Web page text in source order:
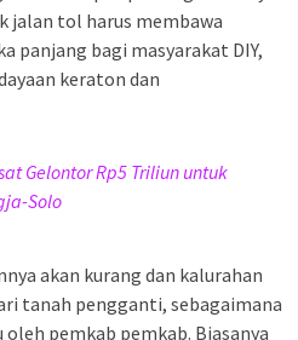
jalan tol harus membawa
panjang bagi masyarakat DIY,
keraton dan
Gelontor Rp5 Triliun untuk
Solo
akan kurang dan kalurahan
tanah pengganti, sebagaimana
pemkab pemkab. Biasanya